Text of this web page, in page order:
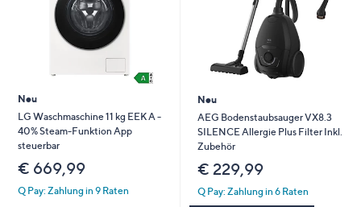
Neu
LG Waschmaschine 11 kg EEK A -
40% Steam-Funktion App
steuerbar
€ 669,99
Q Pay: Zahlung in 9 Raten
Neu
AEG Bodenstaubsauger VX8.3
SILENCE Allergie Plus Filter Inkl.
Zubehör
€ 229,99
Q Pay: Zahlung in 6 Raten